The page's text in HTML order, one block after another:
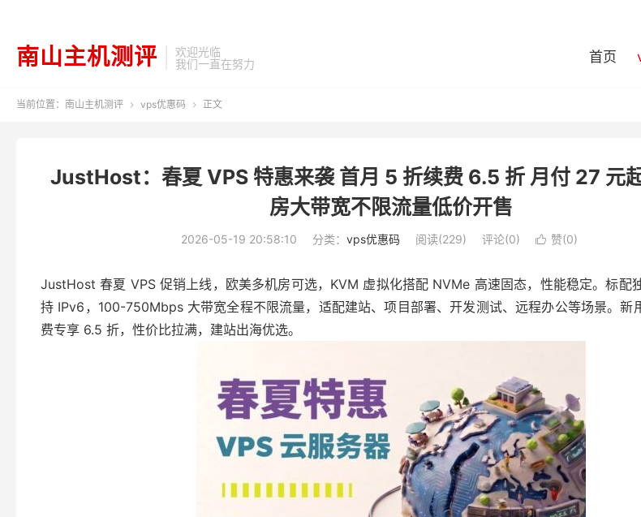
南山主机测评
欢迎光临
我们一直在努力
首页
当前位置： 南山主机测评  vps优惠码  正文
JustHost：春夏 VPS 特惠来袭 首月 5 折续费 6.5 折 月付 27 元
房大带宽不限流量低价开售
2026-05-19 20:58:10 分类： vps优惠码 阅读(229) 评论(0)  赞(0)
JustHost 春夏 VPS 促销上线，欧美多机房可选，KVM 虚拟化搭配 NVMe 高速固态，性能稳定。标配
持 IPv6，100-750Mbps 大带宽全程不限流量，适配建站、项目部署、开发测试、远程办公等场景。新
费专享 6.5 折，性价比拉满，建站出海优选。